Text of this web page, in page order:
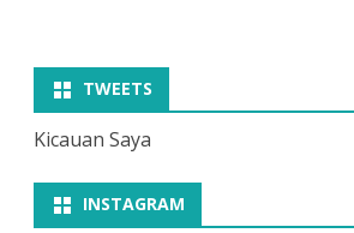
TWEETS
Kicauan Saya
INSTAGRAM